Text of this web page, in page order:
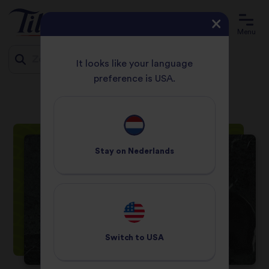
content
Menu
HOME RECEPTEN
It looks like your language
preference is USA.
Stay on Nederlands
Switch to USA